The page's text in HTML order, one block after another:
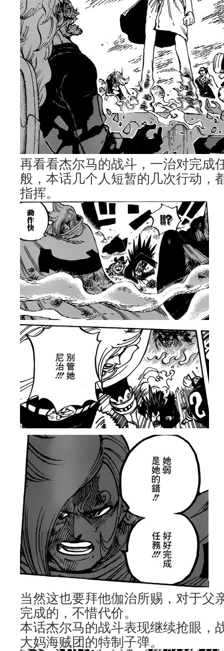
再看看杰尔马的战斗，一治对完成
般，本话几个人短暂的几次行动，
指挥。
当然这也要拜他伽治所赐，对于父
完成的，不惜代价。
本话杰尔马的战斗表现继续抢眼，
大妈海贼团的特制子弹。